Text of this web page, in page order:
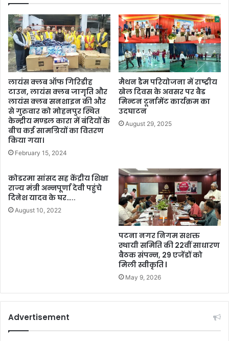
लायंस क्लब ऑफ गिरिडीह
टाउन, लायंस क्लब जागृति और
लायंस क्लब सनशाइन की और
से गुरुवार को मोहनपुर स्थित
केन्द्रीय मण्डल कारा में बंदियों के
बीच कई सामग्रियों का वितरण
किया गया।
February 15, 2024
मैथन डैम परियोजना में राष्ट्रीय
खेल दिवस के अवसर पर बैड
मिन्टन टूर्नामेंट कार्यक्रम का
उदघाटन
August 29, 2025
कोडरमा सांसद सह केंद्रीय शिक्षा
राज्य मंत्री अन्नपूर्णा देवी पहुंचे
दिनेश यादव के घर…..
August 10, 2022
पटना नगर निगम सशक्त
स्थायी समिति की 22वीं साधारण
बैठक संपन्न, 29 एजेंडों को
मिली स्वीकृति l
May 9, 2026
Advertisement